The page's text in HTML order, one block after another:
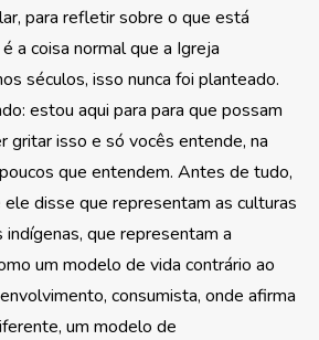
para refletir sobre o que está
a coisa normal que a Igreja
séculos, isso nunca foi planteado.
estou aqui para para que possam
gritar isso e só vocês entende, na
que entendem. Antes de tudo,
disse que representam as culturas
que representam a
um modelo de vida contrário ao
consumista, onde afirma
um modelo de